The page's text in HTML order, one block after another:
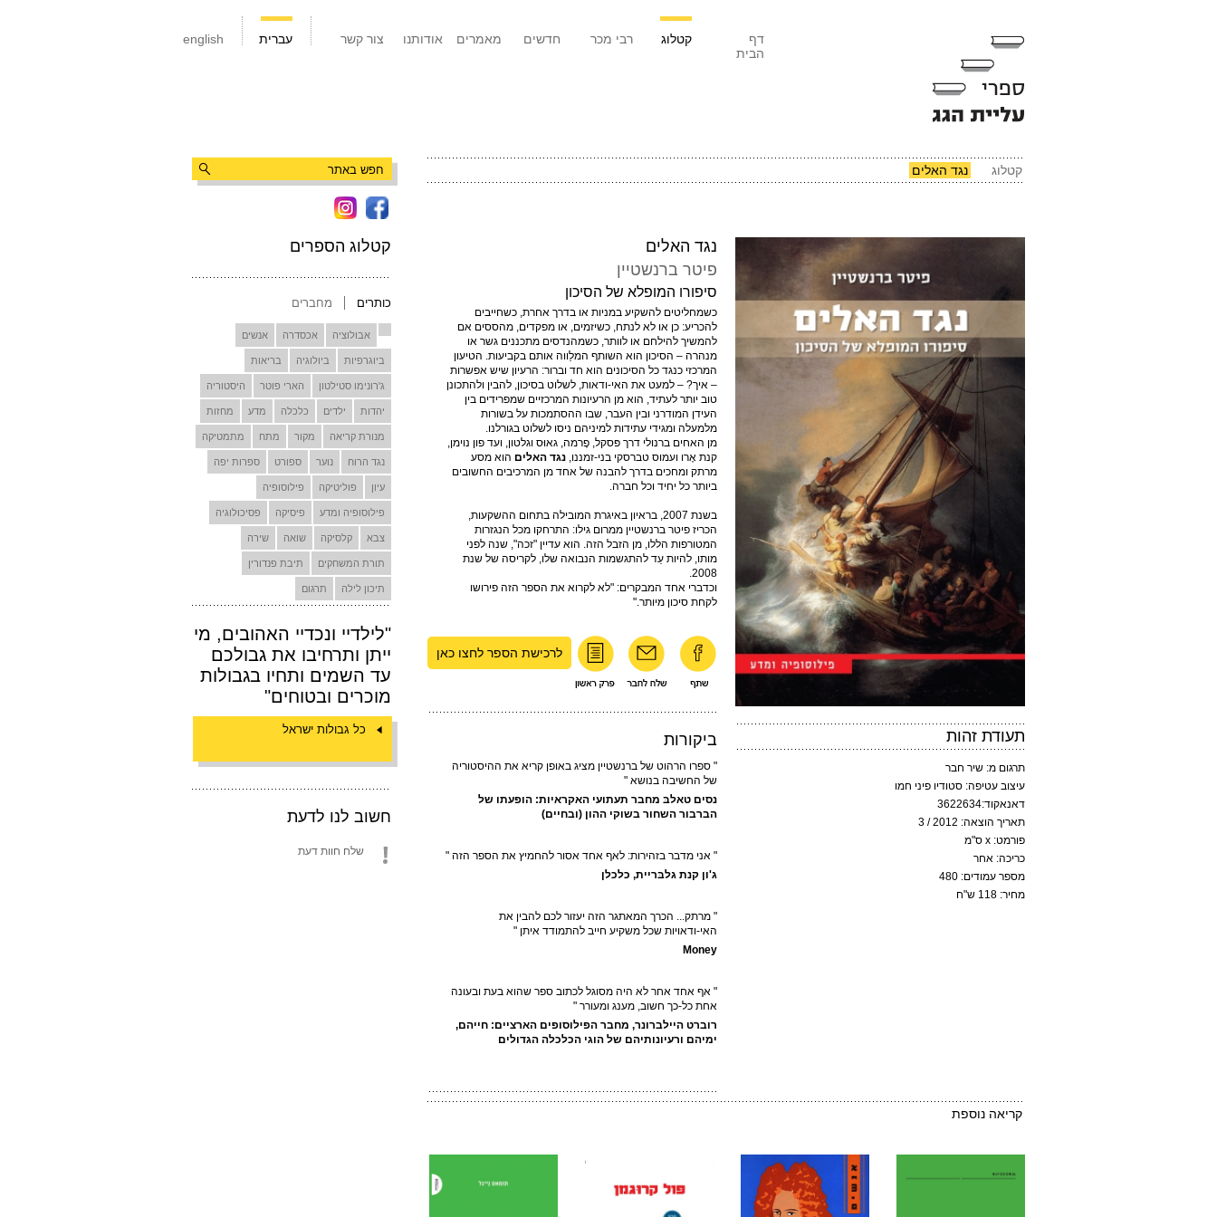
english עברית צור קשר אודותנו מאמרים חדשים רבי מכר קטלוג
דף
הבית
קטלוג הספרים
כותרים מחברים
אבולוציה אכסדרה אנשים
ביוגרפיות ביולוגיה בריאות
ג'רונימו סטילטון הארי פוטר היסטוריה
יהדות ילדים כלכלה מדע מחזות
מנורת קריאה מקור מתח מתמטיקה
נגד הרוח נוער ספורט ספרות יפה
עיון פוליטיקה פילוסופיה
פילוסופיה ומדע פיסיקה פסיכולוגיה
צבא קלסיקה שואה שירה
תורת המשחקים תיבת פנדורין
תיכון לילה תרגום
"לילדיי ונכדיי האהובים, מי
ייתן ותרחיבו את גבולכם
עד השמים ותחיו בגבולות
מוכרים ובטוחים"
כל גבולות ישראל
חשוב לנו לדעת
שלח חוות דעת
קטלוג נגד האלים
תעודת זהות
תרגום מ: שיר חבר
עיצוב עטיפה: סטודיו פיני חמו
דאנאקוד:3622634
תאריך הוצאה: 2012 / 3
פורמט: x ס"מ
כריכה: אחר
מספר עמודים: 480
מחיר: 118 ש"ח
נגד האלים
פיטר ברנשטיין
סיפורו המופלא של הסיכון
כשמחליטים להשקיע במניות או בדרך אחרת, כשחייבים
להכריע: כן או לא לנתח, כשיזמים, או מפקדים, מהססים אם
להמשיך להילחם או לוותר, כשמהנדסים מתכננים גשר או
מנהרה – הסיכון הוא השותף המלַווה אותם בקביעות. הטיעון
המרכזי כנגד כל הסיכונים הוא חד וברור: הרעיון שיש אפשרות
– איך? – למעט את האי-ודאות, לשלוט בסיכון, להבין ולהתכונן
טוב יותר לעתיד, הוא מן הרעיונות המרכזיים שמפרידים בין
העידן המודרני ובין העבר, שבו ההסתמכות על בשורות
מלמעלה ומגידי עתידות למיניהם ניסו לשלוט בגורלנו.
מן האחים ברנולי דרך פּסקל, פֶרמה, גאוּס וגלטון, ועד פון נוימן,
קנת אֶרו ועמוס טברסקי בני-זמננו, נגד האלים הוא מסע
מרתק ומחכים בדרך להבנה של אחד מן המרכיבים החשובים
ביותר כל יחיד וכל חברה.
בשנת 2007, בראיון באיגרת המובילה בתחום ההשקעות,
הכריז פיטר ברנשטיין ממרום גילו: התרחקו מכל הנגזרות
המטורפות הללו, מן הזבל הזה. הוא עדיין "זכה", שנה לפני
מותו, להיות עֵד להתגשמות הנבואה שלו, לקריסה של שנת
2008.
וכדברי אחד המבקרים: "לא לקרוא את הספר הזה פירושו
לקחת סיכון מיותר."
לרכישת הספר לחצו כאן
ביקורות
" ספרו הרהוט של ברנשטיין מציג באופן קריא את ההיסטוריה
של החשיבה בנושא "
נסים טאלבּ מחבר תעתועי האקראיות: הופעתו של
הברבור השחור בשוקי ההון (ובחיים)
" אני מדבר בזהירות: לאף אחד אסור להחמיץ את הספר הזה "
ג'ון קנת גלבּריית, כלכלן
" מרתק... הכרך המאתגר הזה יעזור לכם להבין את
האי-ודאויות שכל משקיע חייב להתמודד איתן "
Money
" אף אחד אחר לא היה מסוגל לכתוב ספר שהוא בעת ובעונה
אחת כל-כך חשוב, מענג ומעורר "
רוברט היילברונר, מחבר הפילוסופים הארציים: חייהם,
ימיהם ורעיונותיהם של הוגי הכלכלה הגדולים
קריאה נוספת